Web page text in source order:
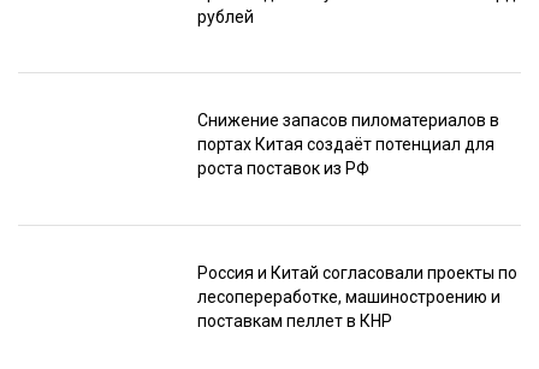
рублей
Снижение запасов пиломатериалов в
портах Китая создаёт потенциал для
роста поставок из РФ
Россия и Китай согласовали проекты по
лесопереработке, машиностроению и
поставкам пеллет в КНР